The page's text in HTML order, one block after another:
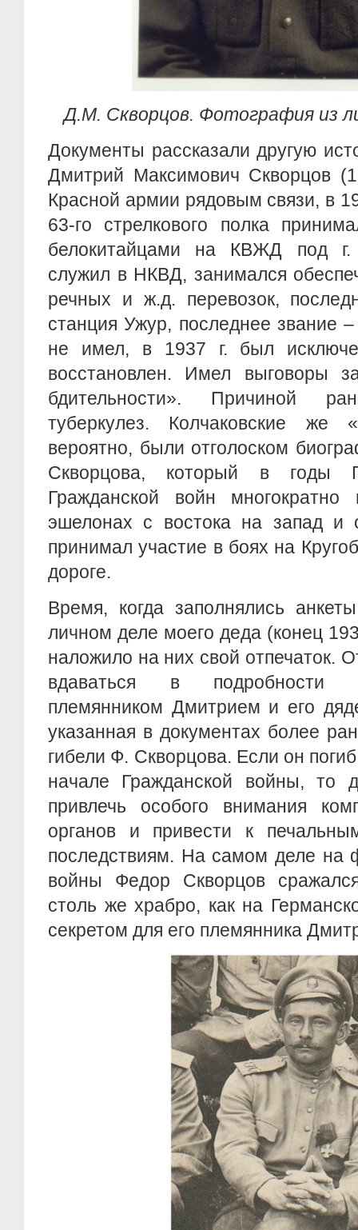
Д.М. Скворцов. Фотография из
Документы рассказали другую
Дмитрий Максимович Скворцов
Красной армии рядовым связи, в
63-го стрелкового полка
белокитайцами на КВЖД под г.
служил в НКВД, занимался
речных и ж.д. перевозок,
станция Ужур, последнее звание
не имел, в 1937 г. был
восстановлен. Имел выговоры
бдительности». Причиной
туберкулез. Колчаковские же
вероятно, были отголоском
Скворцова, который в годы
Гражданской войн
эшелонах с востока на запад и
принимал участие в боях на
дороге.
Время, когда заполнялись
личном деле моего деда (конец
наложило на них свой отпечаток.
вдаваться в подробности
племянником Дмитрием и его
указанная в документах более
гибели Ф. Скворцова. Если он
начале Гражданской войны, то
привлечь особого внимания
органов и привести к
последствиям. На самом деле на
войны Федор Скворцов
столь же храбро, как на
секретом для его племянника